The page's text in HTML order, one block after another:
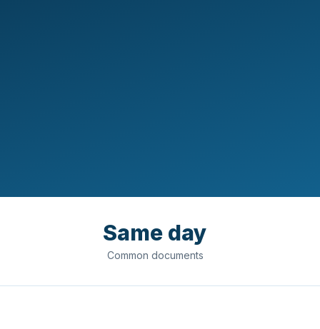
Same day
Common documents